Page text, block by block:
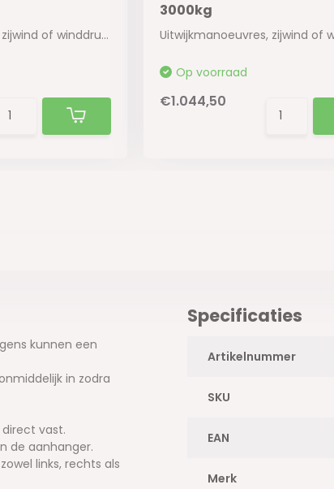
Uitwijkmanoeuvres, zijwind of winddruk bij het...
3000kg
Op voorraad
€1.044,50
kunnen een
in zodra
vast.
de aanhanger.
links, rechts als
Specificaties
Artikelnummer
SKU
EAN
Merk